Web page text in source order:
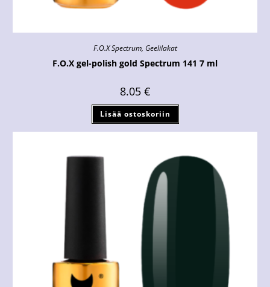
F.O.X Spectrum, Geelilakat
F.O.X gel-polish gold Spectrum 141 7 ml
8.05 €
Lisää ostoskoriin